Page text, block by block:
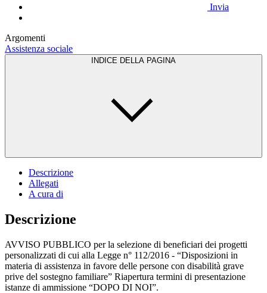
Invia
Argomenti
Assistenza sociale
INDICE DELLA PAGINA
Descrizione
Allegati
A cura di
Descrizione
AVVISO PUBBLICO per la selezione di beneficiari dei progetti
personalizzati di cui alla Legge n° 112/2016 - “Disposizioni in
materia di assistenza in favore delle persone con disabilità grave
prive del sostegno familiare” Riapertura termini di presentazione
istanze di ammissione “DOPO DI NOI”.